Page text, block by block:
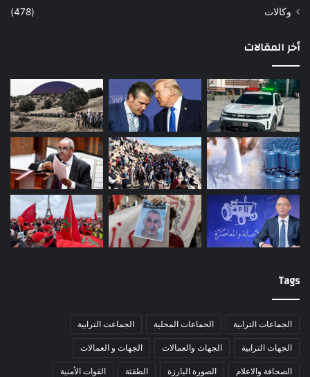
وكالات (478)
أخر المقالات
Tags
الجماعات الترابية الجماعات المحلية الجماعت الترابية
الجهات الترابية الجهات والعمالات الجهات و العمالات
الصحافة والاعلام الصورة البارزة الطقثة القوات الأمنية